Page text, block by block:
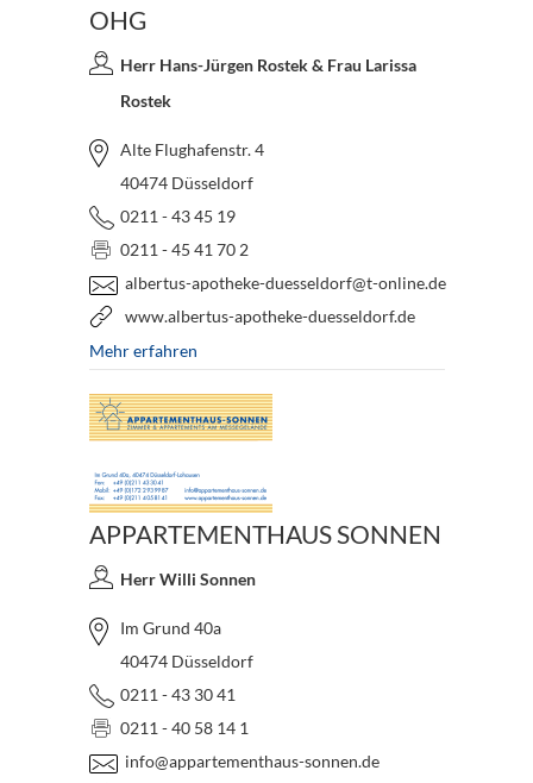
OHG
Herr Hans-Jürgen Rostek & Frau Larissa
Rostek
Alte Flughafenstr. 4
40474 Düsseldorf
0211 - 43 45 19
0211 - 45 41 70 2
albertus-apotheke-duesseldorf@t-online.de
www.albertus-apotheke-duesseldorf.de
Mehr erfahren
APPARTEMENTHAUS SONNEN
Herr Willi Sonnen
Im Grund 40a
40474 Düsseldorf
0211 - 43 30 41
0211 - 40 58 14 1
info@appartementhaus-sonnen.de